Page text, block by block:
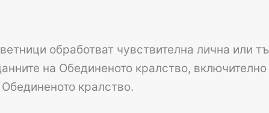
обработват чувствителна лична или
на Обединеното кралство,
кралство.